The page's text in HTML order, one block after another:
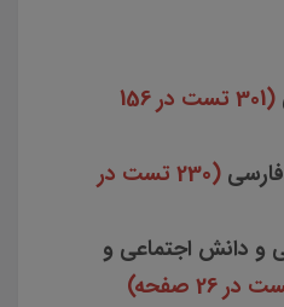
(301 تست در 156
(230 تست در
و دانش اجتماعی و